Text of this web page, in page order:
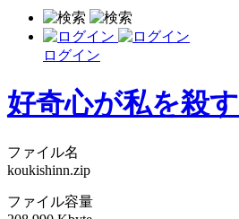
ログイン
好奇心が私を殺す
ファイル名
koukishinn.zip
ファイル容量